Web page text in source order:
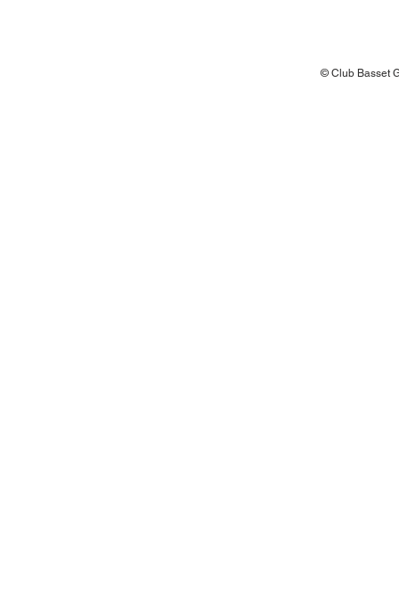
© Club Basset